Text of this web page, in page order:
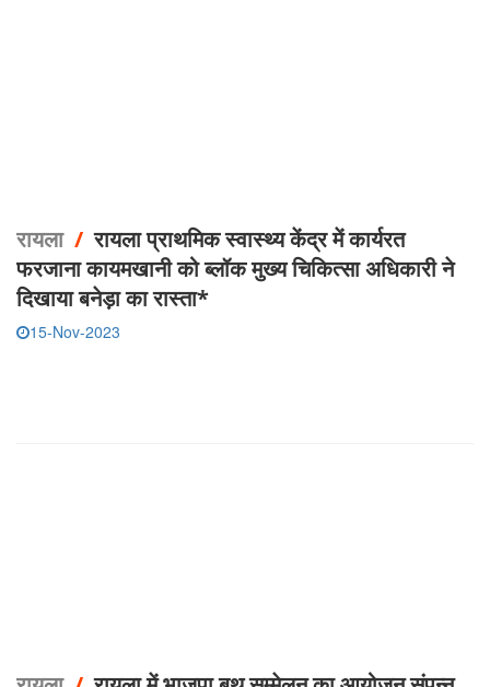
रायला/रायला प्राथमिक स्वास्थ्य केंद्र में कार्यरत
फरजाना कायमखानी को ब्लॉक मुख्य चिकित्सा अधिकारी ने
दिखाया बनेड़ा का रास्ता*
15-Nov-2023